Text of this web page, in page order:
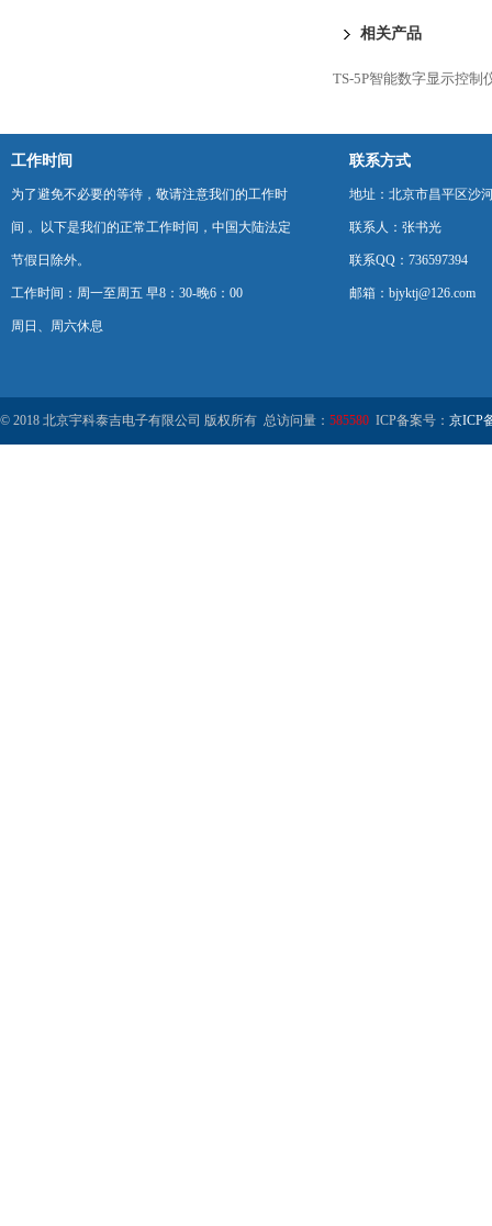
相关产品
TS-5P智能数字显示控制
工作时间
为了避免不必要的等待，敬请注意我们的工作时
间 。以下是我们的正常工作时间，中国大陆法定
节假日除外。
工作时间：周一至周五 早8：30-晚6：00
周日、周六休息
联系方式
地址：北京市昌平区沙
联系人：张书光
联系QQ：736597394
邮箱：bjyktj@126.com
© 2018 北京宇科泰吉电子有限公司 版权所有 总访问量： 585580 ICP备案号： 京ICP